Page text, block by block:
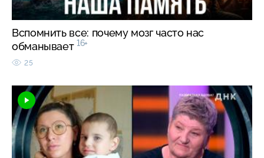
Вспомнить все: почему мозг часто нас
обманывает 16+
25